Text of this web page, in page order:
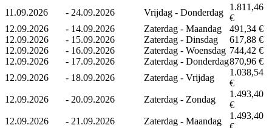
11.09.2026
- 24.09.2026 Vrijdag - Donderdag
1.811,46
€
12.09.2026
- 14.09.2026 Zaterdag - Maandag
491,34 €
12.09.2026
- 15.09.2026 Zaterdag - Dinsdag
617,88 €
12.09.2026
- 16.09.2026 Zaterdag - Woensdag 744,42 €
12.09.2026
- 17.09.2026 Zaterdag - Donderdag870,96 €
12.09.2026
- 18.09.2026 Zaterdag - Vrijdag
1.038,54
€
12.09.2026
- 20.09.2026 Zaterdag - Zondag
1.493,40
€
12.09.2026
- 21.09.2026 Zaterdag - Maandag
1.493,40